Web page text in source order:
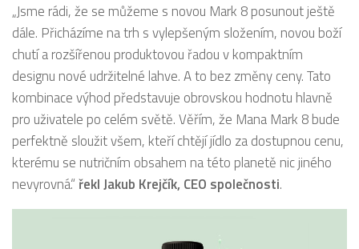
„Jsme rádi, že se můžeme s novou Mark 8 posunout ještě
dále. Přicházíme na trh s vylepšeným složením, novou boží
chutí a rozšířenou produktovou řadou v kompaktním
designu nové udržitelné lahve. A to bez změny ceny. Tato
kombinace výhod představuje obrovskou hodnotu hlavně
pro uživatele po celém světě. Věřím, že Mana Mark 8 bude
perfektně sloužit všem, kteří chtějí jídlo za dostupnou cenu,
kterému se nutričním obsahem na této planetě nic jiného
nevyrovná.“řekl Jakub Krejčík, CEO společnosti.